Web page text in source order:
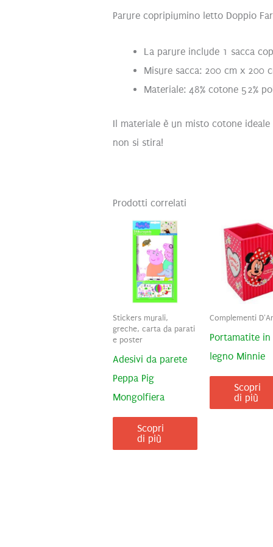
Parure copripiumino letto Doppio
La parure include 1 sacca
Misure sacca: 200 cm x 200
Materiale: 48% cotone 52%
Il materiale è un misto cotone
non si stira!
Prodotti correlati
Stickers murali,
greche, carta da parati
e poster
Adesivi da parete
Peppa Pig
Mongolfiera
Scopri
di più
Complementi
Portamatite in
legno Minnie
Scopri
di più